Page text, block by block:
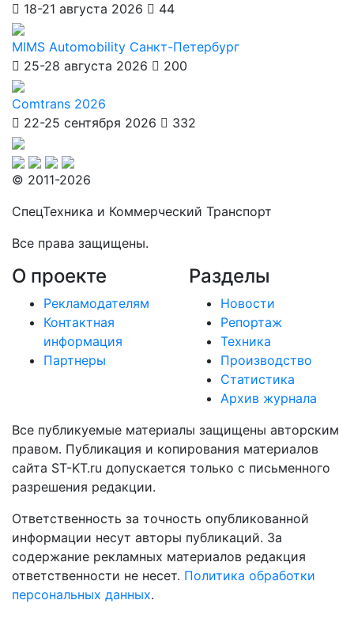
18-21 августа 2026
44
MIMS Automobility Санкт-Петербург
25-28 августа 2026
200
Comtrans 2026
22-25 сентября 2026
332
© 2011-2026
СпецТехника и Коммерческий Транспорт
Все права защищены.
О проекте
Рекламодателям
Контактная
информация
Партнеры
Разделы
Новости
Репортаж
Техника
Производство
Статистика
Архив журнала
Все публикуемые материалы защищены авторским
правом. Публикация и копирования материалов
сайта ST-KT.ru допускается только с письменного
разрешения редакции.
Ответственность за точность опубликованной
информации несут авторы публикаций. За
содержание рекламных материалов редакция
ответственности не несет. Политика обработки
персональных данных.